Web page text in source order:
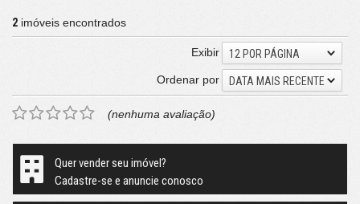
2 imóveis encontrados
Exibir
12 POR PÁGINA
Ordenar por
DATA MAIS RECENTE
(nenhuma avaliação)
Quer vender seu imóvel?
Cadastre-se e anuncie conosco